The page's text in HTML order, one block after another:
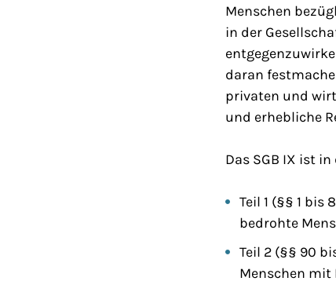
Menschen
in der
daran
privaten und
und erhebliche
Das SGB IX ist
Teil 1 (§§ 1
bedrohte
Teil 2 (§§ 90
Menschen